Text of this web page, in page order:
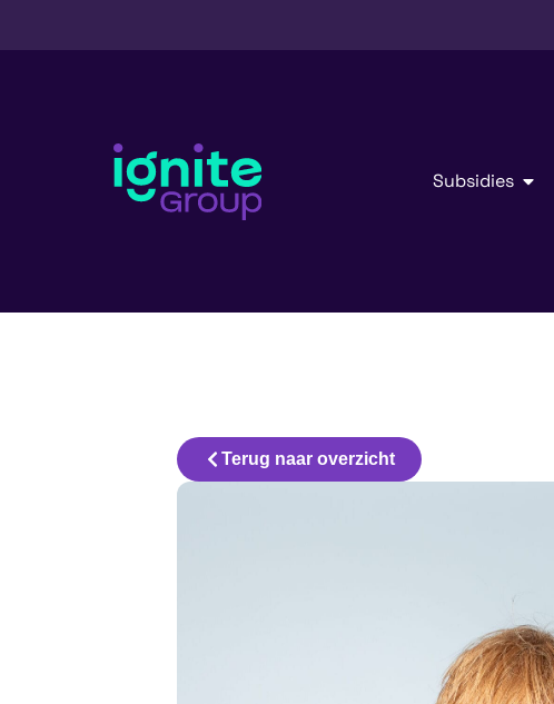
Subsidies
Terug naar overzicht